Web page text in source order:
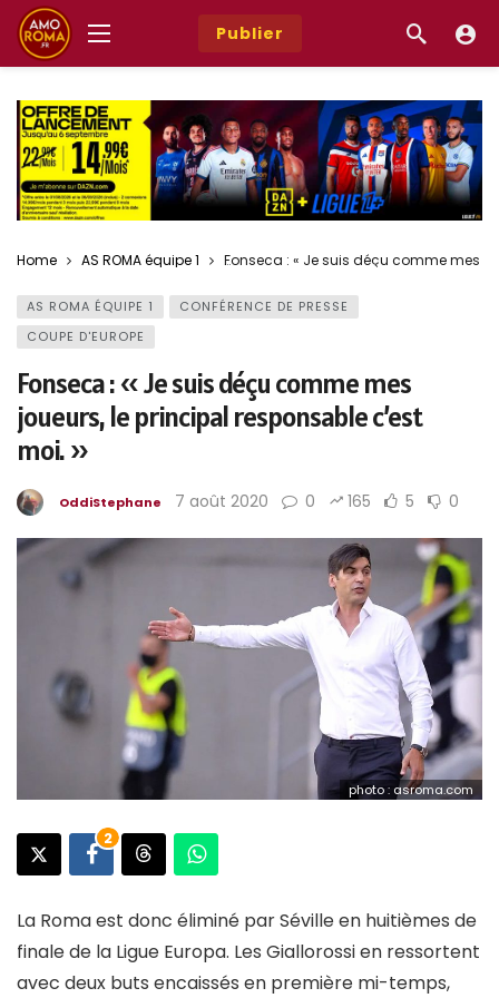
Publier
Home AS ROMA équipe 1 Fonseca : « Je suis déçu comme mes
AS ROMA ÉQUIPE 1
CONFÉRENCE DE PRESSE
COUPE D'EUROPE
Fonseca : « Je suis déçu comme mes
joueurs, le principal responsable c’est
moi. »
OddiStephane 7 août 2020 0 165 5 0
photo : asroma.com
2
La Roma est donc éliminé par Séville en huitièmes de
finale de la Ligue Europa. Les Giallorossi en ressortent
avec deux buts encaissés en première mi-temps,